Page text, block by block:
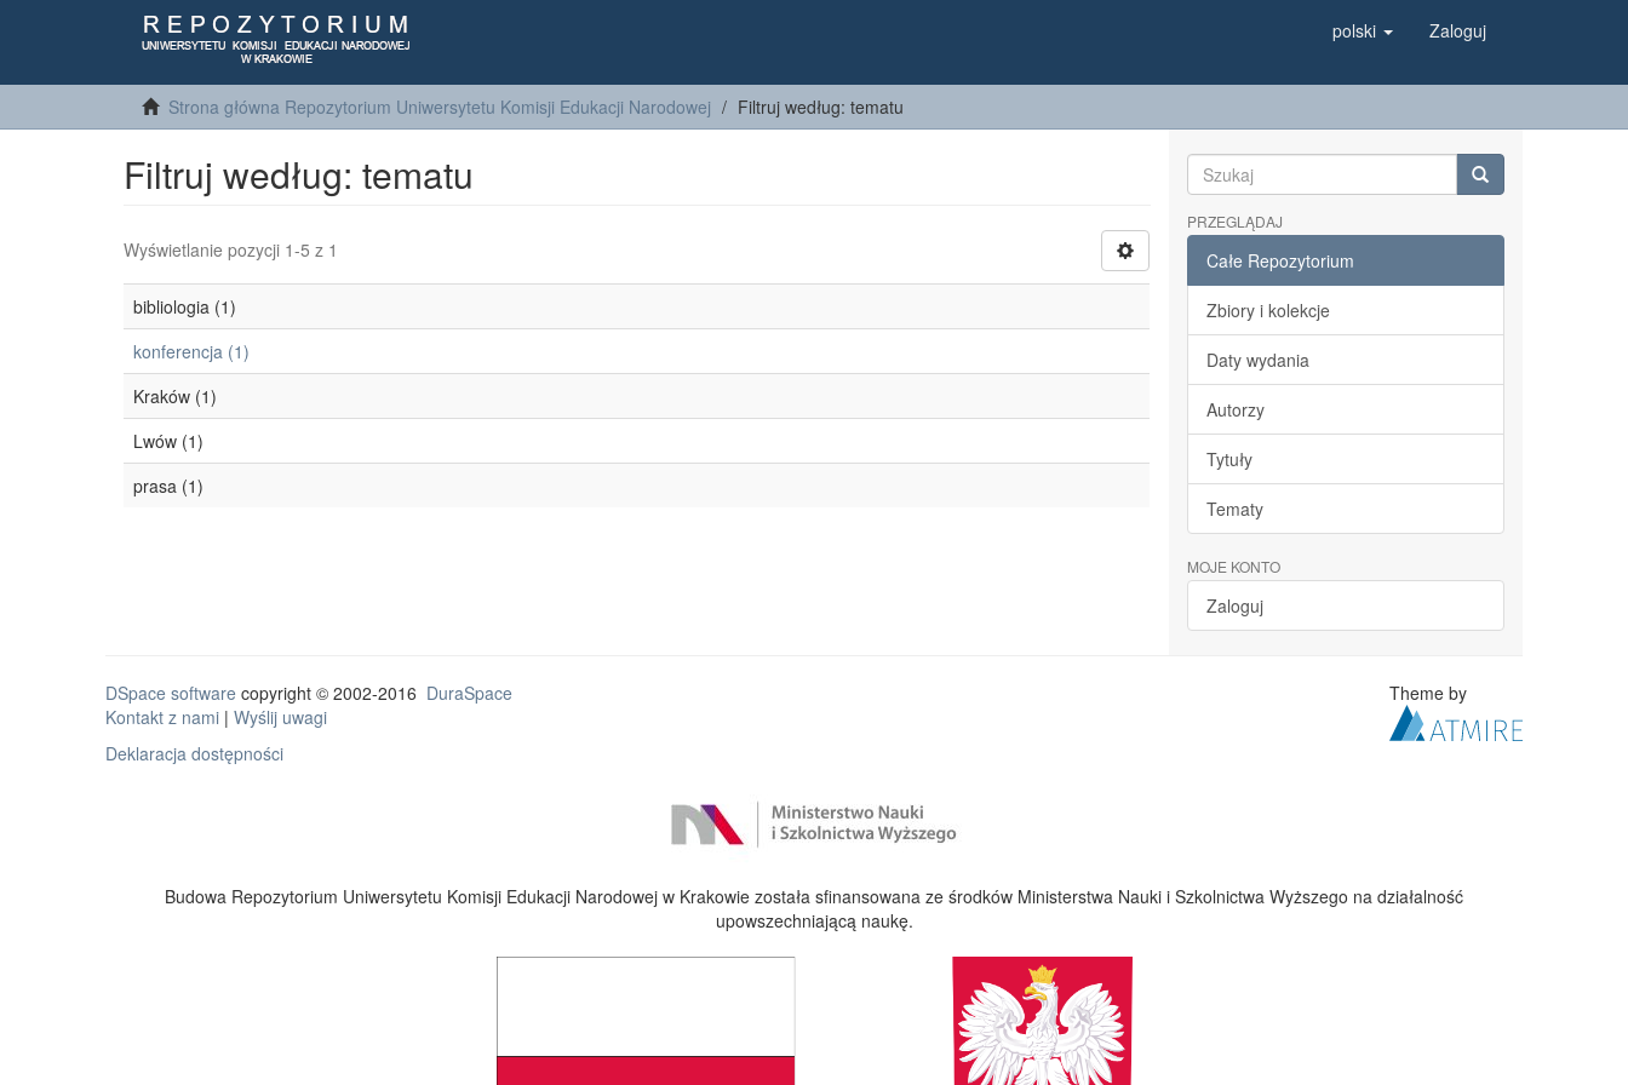
polski Zaloguj
Strona główna Repozytorium Uniwersytetu Komisji Edukacji Narodowej Filtruj według: tematu
Filtruj według: tematu
Wyświetlanie pozycji 1-5 z 1
bibliologia (1)
konferencja (1)
Kraków (1)
Lwów (1)
prasa (1)
PRZEGLĄDAJ
Całe Repozytorium
Zbiory i kolekcje
Daty wydania
Autorzy
Tytuły
Tematy
MOJE KONTO
Zaloguj
DSpace software copyright © 2002-2016 DuraSpace
Kontakt z nami | Wyślij uwagi
Deklaracja dostępności
Theme by
Budowa Repozytorium Uniwersytetu Komisji Edukacji Narodowej w Krakowie została sfinansowana ze środków Ministerstwa Nauki i Szkolnictwa Wyższego na działalność
upowszechniającą naukę.